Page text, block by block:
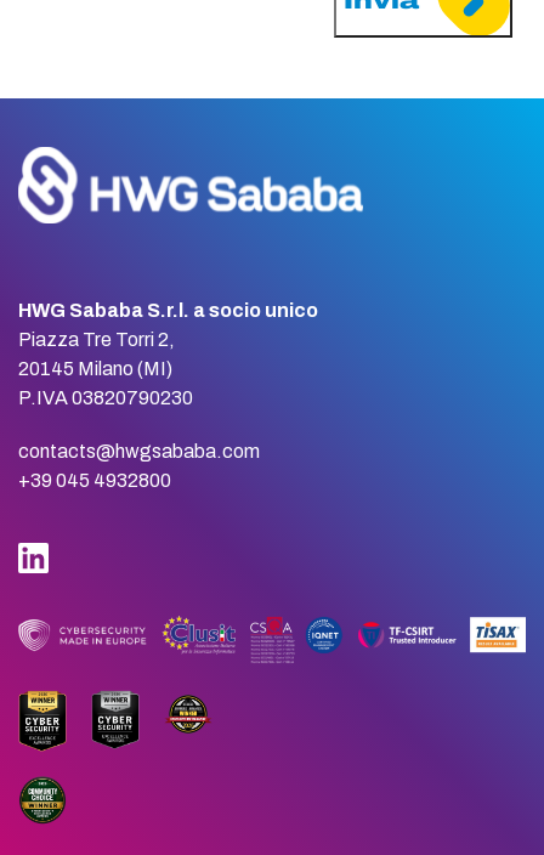
HWG Sababa S.r.l. a socio unico
Piazza Tre Torri 2,
20145 Milano (MI)
P.IVA 03820790230
contacts@hwgsababa.com
+39 045 4932800